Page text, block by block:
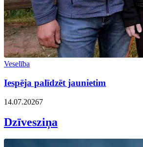
Veselība
Iespēja palīdzēt jaunietim
14.07.20267
Dzīvesziņa